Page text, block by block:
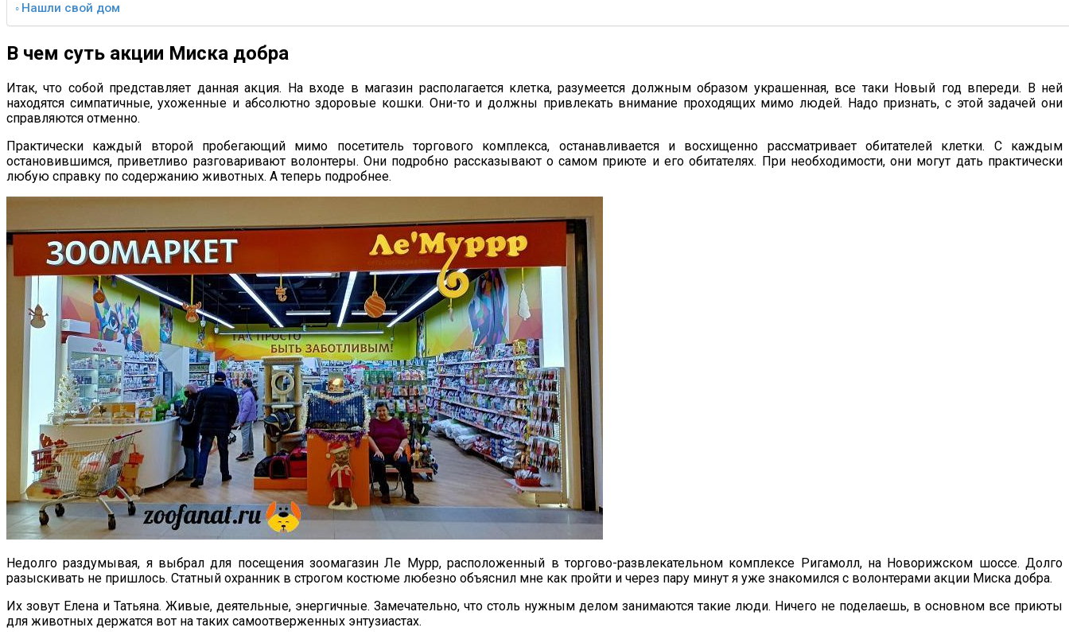
Нашли свой дом
В чем суть акции Миска добра
Итак, что собой представляет данная акция. На входе в магазин располагается клетка, разумеется должным образом украшенная, все таки Новый год впереди. В ней
находятся симпатичные, ухоженные и абсолютно здоровые кошки. Они-то и должны привлекать внимание проходящих мимо людей. Надо признать, с этой задачей они
справляются отменно.
Практически каждый второй пробегающий мимо посетитель торгового комплекса, останавливается и восхищенно рассматривает обитателей клетки. С каждым
остановившимся, приветливо разговаривают волонтеры. Они подробно рассказывают о самом приюте и его обитателях. При необходимости, они могут дать практически
любую справку по содержанию животных. А теперь подробнее.
Недолго раздумывая, я выбрал для посещения зоомагазин Ле Мурр, расположенный в торгово-развлекательном комплексе Ригамолл, на Новорижском шоссе. Долго
разыскивать не пришлось. Статный охранник в строгом костюме любезно объяснил мне как пройти и через пару минут я уже знакомился с волонтерами акции Миска добра.
Их зовут Елена и Татьяна. Живые, деятельные, энергичные. Замечательно, что столь нужным делом занимаются такие люди. Ничего не поделаешь, в основном все приюты
для животных держатся вот на таких самоотверженных энтузиастах.